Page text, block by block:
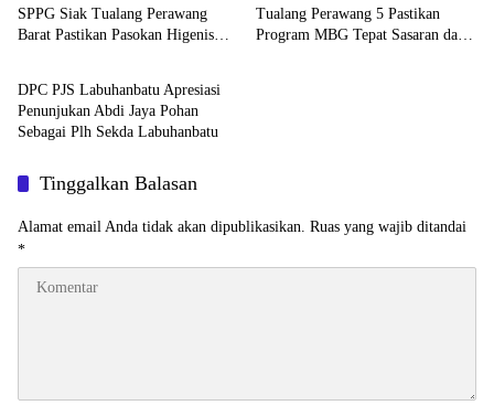
SPPG Siak Tualang Perawang
Barat Pastikan Pasokan Higenis
Tualang Perawang 5 Pastikan
Program MBG Tepat Sasaran dan
Berita
DPC PJS Labuhanbatu Apresiasi
Penunjukan Abdi Jaya Pohan
Sebagai Plh Sekda Labuhanbatu
Tinggalkan Balasan
Alamat email Anda tidak akan dipublikasikan. Ruas yang wajib ditandai
*